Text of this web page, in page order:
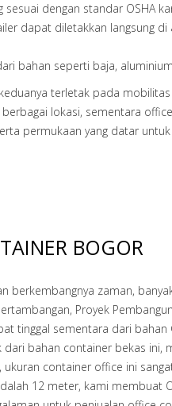
sesuai dengan standar OSHA
dapat diletakkan langsung
bahan seperti baja,
terletak pada
lokasi, sementara
permukaan yang datar
BOGOR
berkembangnya zaman,
Proyek
tinggal sementara dari
bahan container bekas ini,
container office ini
12 meter, kami membuat